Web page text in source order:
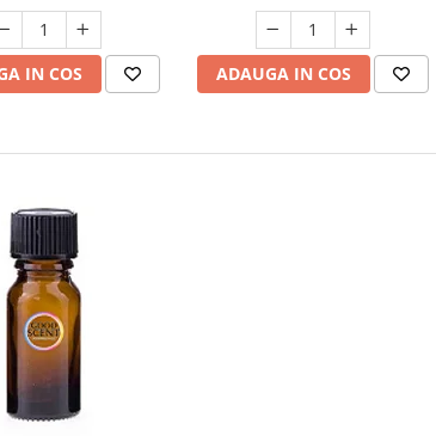
IN COS ADAUGA IN COS